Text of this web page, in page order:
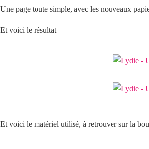
Une page toute simple, avec les nouveaux
Et voici le résultat
Et voici le matériel utilisé, à retrouver sur la